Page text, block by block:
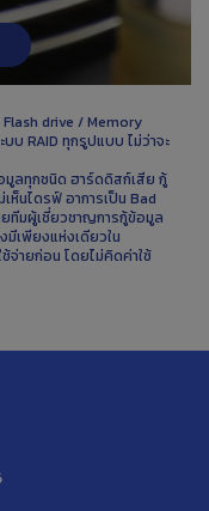
Flash drive / Memory
บ RAID ทุกรูปแบบ ไม่ว่าจะ
ลทุกชนิด ฮาร์ดดิสก์เสีย กู้
นไดรฟ์ อาการเป็น Bad
มผู้เชี่ยวชาญการกู้ข้อมูล
มีเพียงแห่งเดียวใน
ช้จ่ายก่อน โดยไม่คิดค่าใช้